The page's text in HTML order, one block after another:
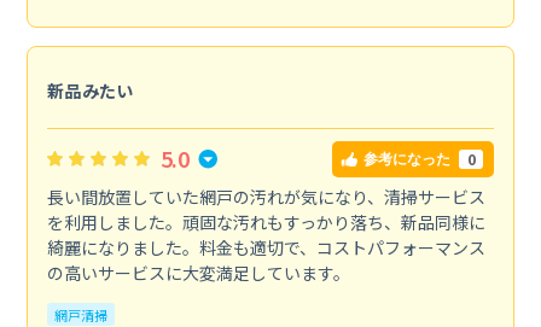
新品みたい
5.0 参考になった 0
長い間放置していた網戸の汚れが気になり、清掃サービス
を利用しました。頑固な汚れもすっかり落ち、新品同様に
綺麗になりました。料金も適切で、コストパフォーマンス
の高いサービスに大変満足しています。
網戸清掃